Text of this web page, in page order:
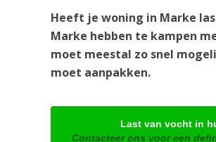
Heeft je woning in Marke
Marke hebben te kampen
moet meestal zo snel
moet aanpakken.
Last van vocht in
Contacteer ons voor een